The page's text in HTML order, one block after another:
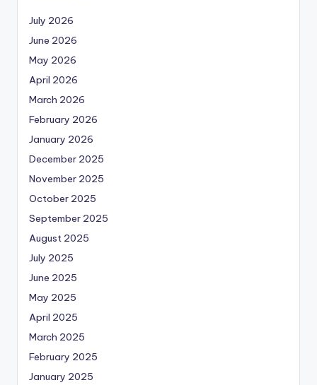
July 2026
June 2026
May 2026
April 2026
March 2026
February 2026
January 2026
December 2025
November 2025
October 2025
September 2025
August 2025
July 2025
June 2025
May 2025
April 2025
March 2025
February 2025
January 2025